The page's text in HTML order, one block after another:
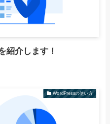
紹介します！
WordPressの使い方